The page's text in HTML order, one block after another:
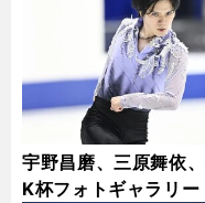
宇野昌磨、三原舞依
K杯フォトギャラリー